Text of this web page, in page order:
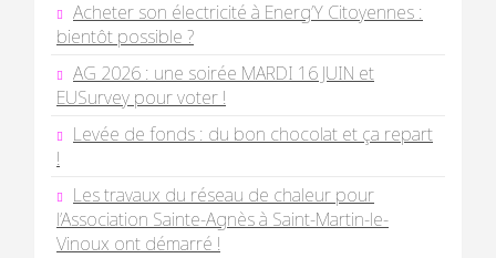
Acheter son électricité à Energ’Y Citoyennes :
bientôt possible ?
AG 2026 : une soirée MARDI 16 JUIN et
EUSurvey pour voter !
Levée de fonds : du bon chocolat et ça repart
!
Les travaux du réseau de chaleur pour
l’Association Sainte-Agnès à Saint-Martin-le-
Vinoux ont démarré !